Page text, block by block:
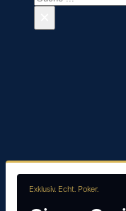
Exklusiv. Echt. Poker.